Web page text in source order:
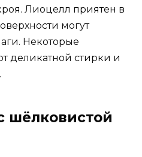
Лиоцелл приятен в
могут
Некоторые
деликатной стирки и
шёлковистой